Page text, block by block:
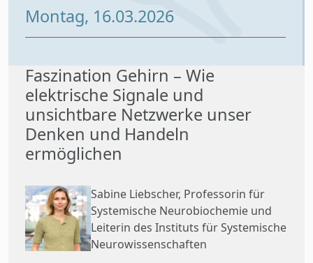
Montag, 16.03.2026
Faszination Gehirn – Wie
elektrische Signale und
unsichtbare Netzwerke unser
Denken und Handeln
ermöglichen
Sabine Liebscher, Professorin für
Systemische Neurobiochemie und
Leiterin des Instituts für Systemische
Neurowissenschaften